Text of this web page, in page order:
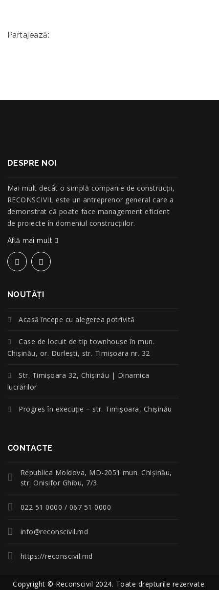
Partajează:
DESPRE NOI
Mai mult decât o simplă companie de construcţii,
RECONSCIVIL este un antreprenor general care a
demonstrat că poate face management eficient
de proiecte în domeniul construcțiilor.
Află mai mult
NOUTĂŢI
Acasă începe cu alegerea potrivită
Case de locuit de tip townhouse în mun.
Chișinău, or. Durlești, str. Timișoara nr. 32
Str. Timișoara 32, Chișinău | Dinamica
lucrărilor
Progres în execuție – str. Timișoara, Chișinău
CONTACTE
Republica Moldova, MD-2051 mun. Chişinău,
str. Onisifor Ghibu, 7/3
022 51 0000 / 067 51 0000
info@reconscivil.md
https://reconscivil.md
Copyright © Reconscivil 2024. Toate drepturile rezervate.